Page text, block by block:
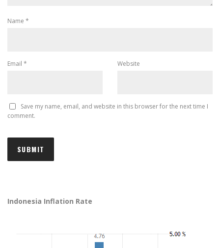
Name *
Email * Website
Save my name, email, and website in this browser for the next time I
comment.
Indonesia Inflation Rate